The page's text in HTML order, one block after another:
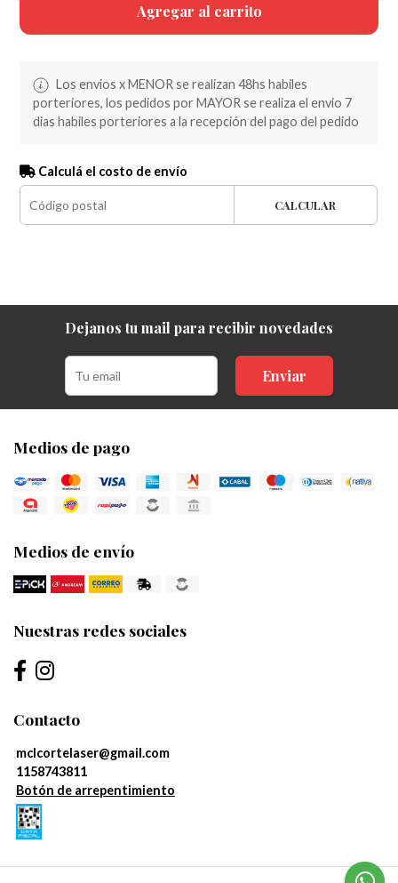
Agregar al carrito
Los envios x MENOR se realizan 48hs habiles
porteriores, los pedidos por MAYOR se realiza el envio 7
dias habiles porteriores a la recepción del pago del pedido
Calculá el costo de envío
CALCULAR
Dejanos tu mail para recibir novedades
Enviar
Medios de pago
Medios de envío
Nuestras redes sociales
Contacto
mclcortelaser@gmail.com
1158743811
Botón de arrepentimiento